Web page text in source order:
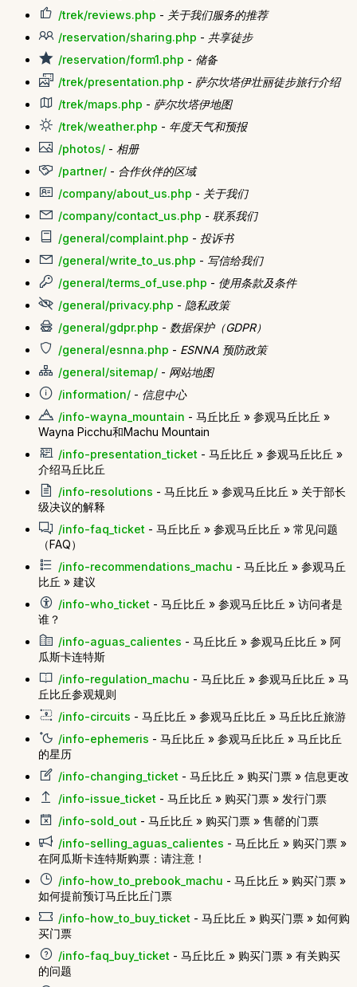
/trek/reviews.php - 关于我们服务的推荐
/reservation/sharing.php - 共享徒步
/reservation/form1.php - 储备
/trek/presentation.php - 萨尔坎塔伊壮丽徒步旅行介绍
/trek/maps.php - 萨尔坎塔伊地图
/trek/weather.php - 年度天气和预报
/photos/ - 相册
/partner/ - 合作伙伴的区域
/company/about_us.php - 关于我们
/company/contact_us.php - 联系我们
/general/complaint.php - 投诉书
/general/write_to_us.php - 写信给我们
/general/terms_of_use.php - 使用条款及条件
/general/privacy.php - 隐私政策
/general/gdpr.php - 数据保护（GDPR）
/general/esnna.php - ESNNA 预防政策
/general/sitemap/ - 网站地图
/information/ - 信息中心
/info-wayna_mountain - 马丘比丘 » 参观马丘比丘 »
Wayna Picchu和Machu Mountain
/info-presentation_ticket - 马丘比丘 » 参观马丘比丘 »
介绍马丘比丘
/info-resolutions - 马丘比丘 » 参观马丘比丘 » 关于部长
级决议的解释
/info-faq_ticket - 马丘比丘 » 参观马丘比丘 » 常见问题
（FAQ）
/info-recommendations_machu - 马丘比丘 » 参观马丘
比丘 » 建议
/info-who_ticket - 马丘比丘 » 参观马丘比丘 » 访问者是
谁？
/info-aguas_calientes - 马丘比丘 » 参观马丘比丘 » 阿
瓜斯卡连特斯
/info-regulation_machu - 马丘比丘 » 参观马丘比丘 » 马
丘比丘参观规则
/info-circuits - 马丘比丘 » 参观马丘比丘 » 马丘比丘旅游
/info-ephemeris - 马丘比丘 » 参观马丘比丘 » 马丘比丘
的星历
/info-changing_ticket - 马丘比丘 » 购买门票 » 信息更改
/info-issue_ticket - 马丘比丘 » 购买门票 » 发行门票
/info-sold_out - 马丘比丘 » 购买门票 » 售罄的门票
/info-selling_aguas_calientes - 马丘比丘 » 购买门票 »
在阿瓜斯卡连特斯购票：请注意！
/info-how_to_prebook_machu - 马丘比丘 » 购买门票 »
如何提前预订马丘比丘门票
/info-how_to_buy_ticket - 马丘比丘 » 购买门票 » 如何购
买门票
/info-faq_buy_ticket - 马丘比丘 » 购买门票 » 有关购买
的问题